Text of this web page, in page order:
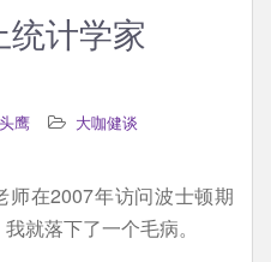
统计学家
鹰 大咖健谈
师在2007年访问波士顿期
就落下了一个毛病。